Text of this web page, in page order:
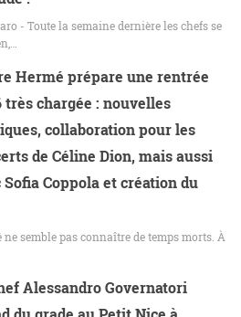
- Toute la semaine dernière les chefs se
Hermé prépare une rentrée
très chargée : nouvelles
collaboration pour les
de Céline Dion, mais aussi
Sofia Coppola et création du
semble pas connaître de temps morts. À
Alessandro Governatori